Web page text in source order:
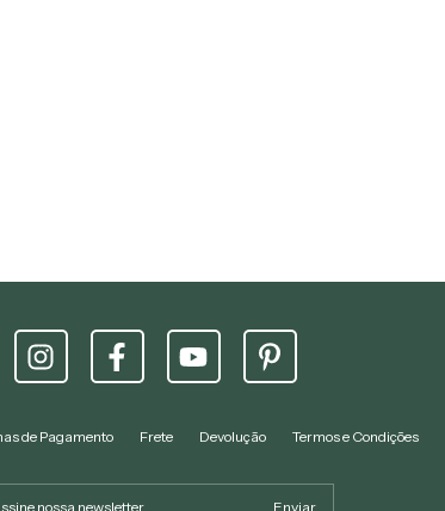
de Pagamento Frete Devolução Termos e Condições